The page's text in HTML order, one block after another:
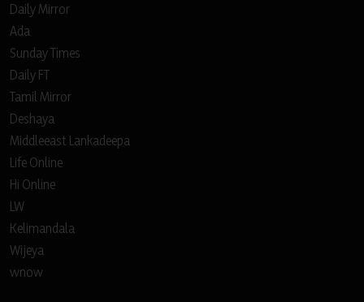
Daily Mirror
Ada
Sunday Times
Daily FT
Tamil Mirror
Deshaya
Middleeast Lankadeepa
Life Online
Hi Online
LW
Kelimandala
Wijeya
wnow